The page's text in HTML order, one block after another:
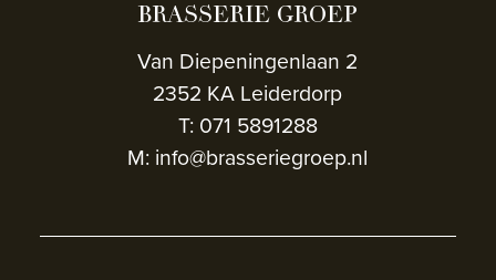
BRASSERIE GROEP
Van Diepeningenlaan 2
2352 KA Leiderdorp
T: 071 5891288
M: info@brasseriegroep.nl